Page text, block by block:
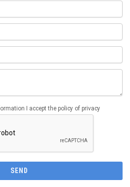
I accept the policy of privacy